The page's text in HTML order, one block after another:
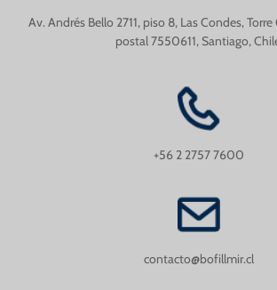
Av. Andrés Bello 2711, piso 8, Las Condes,
postal 7550611, Santiago,
+56 2 2757 7600
contacto@bofillmir.cl